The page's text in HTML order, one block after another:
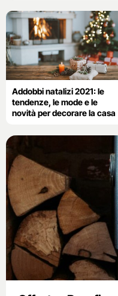
Addobbi natalizi 2021: le
tendenze, le mode e le
novità per decorare la casa